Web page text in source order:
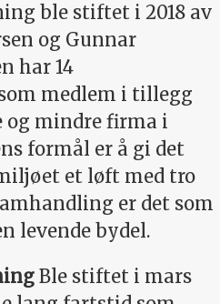
ble stiftet i 2018 av
og Gunnar
har 14
medlem i tillegg
og mindre firma i
formål er å gi det
et løft med tro
er det som
levende bydel.
Ble stiftet i mars